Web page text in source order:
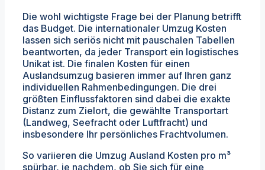
Die wohl wichtigste Frage bei der Planung betrifft
das Budget. Die internationaler Umzug Kosten
lassen sich seriös nicht mit pauschalen Tabellen
beantworten, da jeder Transport ein logistisches
Unikat ist. Die finalen Kosten für einen
Auslandsumzug basieren immer auf Ihren ganz
individuellen Rahmenbedingungen. Die drei
größten Einflussfaktoren sind dabei die exakte
Distanz zum Zielort, die gewählte Transportart
(Landweg, Seefracht oder Luftfracht) und
insbesondere Ihr persönliches Frachtvolumen.
So variieren die Umzug Ausland Kosten pro m³
spürbar, je nachdem, ob Sie sich für eine